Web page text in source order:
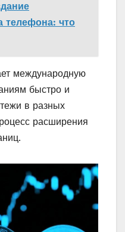
телефона: что
международную
быстро и
в разных
расширения